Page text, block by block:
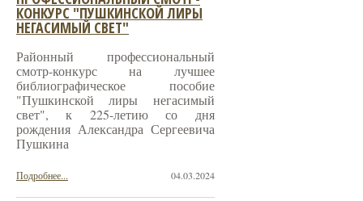
КОНКУРС "ПУШКИНСКОЙ ЛИРЫ
НЕГАСИМЫЙ СВЕТ"
Районный профессиональный
смотр-конкурс на лучшее
библиографическое пособие
"Пушкинской лиры негасимый
свет", к 225-летию со дня
рождения Александра Сергеевича
Пушкина
04.03.2024
Подробнее...